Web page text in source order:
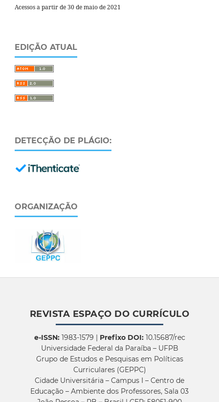
Acessos a partir de 30 de maio de 2021
EDIÇÃO ATUAL
DETECÇÃO DE PLÁGIO:
ORGANIZAÇÃO
REVISTA ESPAÇO DO CURRÍCULO
e-ISSN:1983-1579 | Prefixo DOI:10.15687/rec
Universidade Federal da Paraíba – UFPB
Grupo de Estudos e Pesquisas em Políticas
Curriculares (GEPPC)
Cidade Universitária – Campus I – Centro de
Educação – Ambiente dos Professores, Sala 03